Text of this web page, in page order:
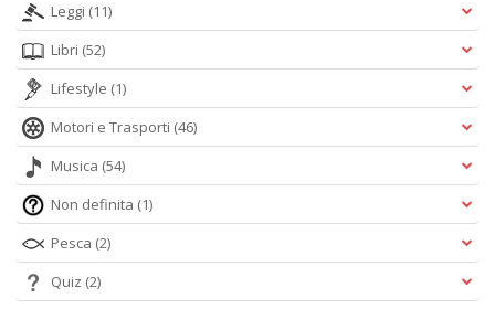
Leggi (11)
Libri (52)
Lifestyle (1)
Motori e Trasporti (46)
Musica (54)
Non definita (1)
Pesca (2)
Quiz (2)